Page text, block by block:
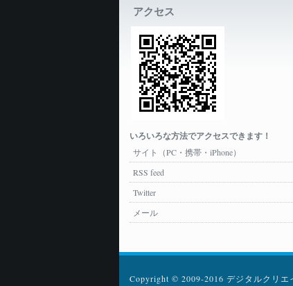
アクセス
いろいろな方法でアクセスできます！
サイト（PC・携帯・iPhone）
RSS feed
Twitter
メール
Copyright © 2009-2016 デジタルクリ